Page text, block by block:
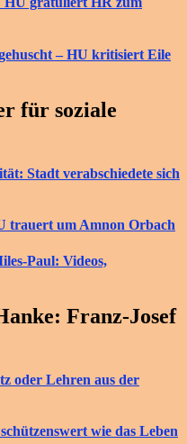
– HU kritisiert Eile
für soziale
Stadt verabschiedete sich
trauert um Amnon Orbach
Paul: Videos,
Franz-Josef
oder Lehren aus der
wie das Leben